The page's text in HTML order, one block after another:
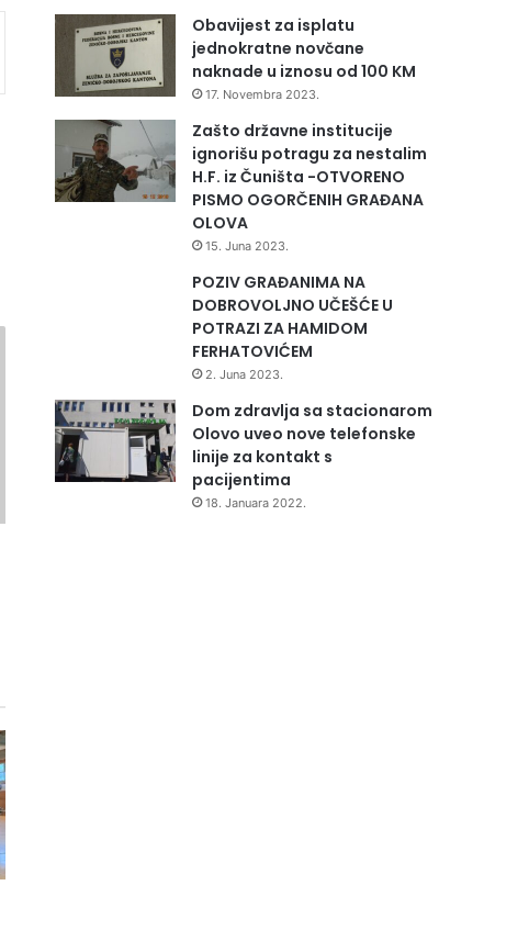
Obavijest za isplatu
jednokratne novčane
naknade u iznosu od 100 KM
17. Novembra 2023.
Zašto državne institucije
ignorišu potragu za nestalim
H.F. iz Čuništa -OTVORENO
PISMO OGORČENIH GRAĐANA
OLOVA
15. Juna 2023.
POZIV GRAĐANIMA NA
DOBROVOLJNO UČEŠĆE U
POTRAZI ZA HAMIDOM
FERHATOVIĆEM
2. Juna 2023.
Dom zdravlja sa stacionarom
Olovo uveo nove telefonske
linije za kontakt s
pacijentima
18. Januara 2022.